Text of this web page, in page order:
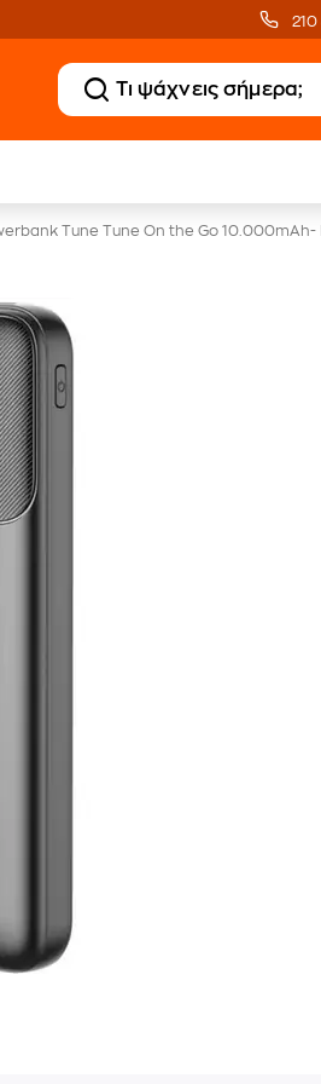
210
Tune Tune On the Go 10.000mAh-